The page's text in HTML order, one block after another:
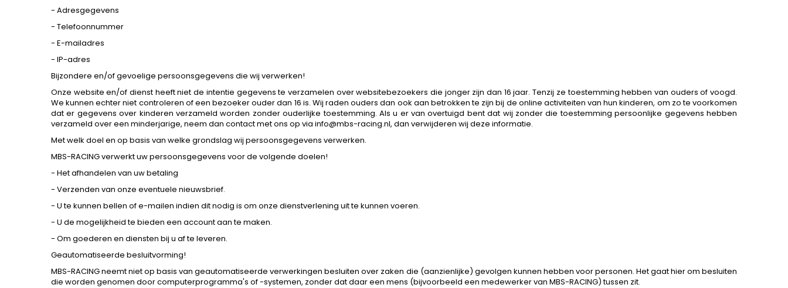
- Adresgegevens
- Telefoonnummer
- E-mailadres
- IP-adres
Bijzondere en/of gevoelige persoonsgegevens die wij verwerken!
Onze website en/of dienst heeft niet de intentie gegevens te verzamelen over websitebezoekers die jonger zijn dan 16 jaar. Tenzij ze toestemming hebben van ouders of voogd.
We kunnen echter niet controleren of een bezoeker ouder dan 16 is. Wij raden ouders dan ook aan betrokken te zijn bij de online activiteiten van hun kinderen, om zo te voorkomen
dat er gegevens over kinderen verzameld worden zonder ouderlijke toestemming. Als u er van overtuigd bent dat wij zonder die toestemming persoonlijke gegevens hebben
verzameld over een minderjarige, neem dan contact met ons op via info@mbs-racing.nl, dan verwijderen wij deze informatie.
Met welk doel en op basis van welke grondslag wij persoonsgegevens verwerken.
MBS-RACING verwerkt uw persoonsgegevens voor de volgende doelen!
- Het afhandelen van uw betaling
- Verzenden van onze eventuele nieuwsbrief.
- U te kunnen bellen of e-mailen indien dit nodig is om onze dienstverlening uit te kunnen voeren.
- U de mogelijkheid te bieden een account aan te maken.
- Om goederen en diensten bij u af te leveren.
Geautomatiseerde besluitvorming!
MBS-RACING neemt niet op basis van geautomatiseerde verwerkingen besluiten over zaken die (aanzienlijke) gevolgen kunnen hebben voor personen. Het gaat hier om besluiten
die worden genomen door computerprogramma's of -systemen, zonder dat daar een mens (bijvoorbeeld een medewerker van MBS-RACING) tussen zit.